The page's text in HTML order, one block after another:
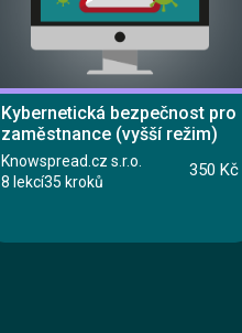
Kybernetická bezpečnost pro
zaměstnance (vyšší režim)
Knowspread.cz s.r.o.
8 lekcí35 kroků
350 Kč